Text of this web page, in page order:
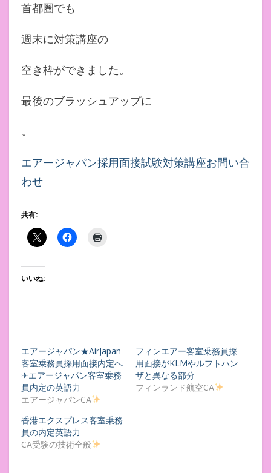
首都圏でも
週末に対策講座の
空き枠ができました。
最後のブラッシュアップに
↓
エアージャパン採用面接試験対策講座お問い合
わせ
共有:
いいね:
エアージャパン★AirJapan
客室乗務員採用面接内定へ
✈エアージャパン客室乗務
員内定の英語力
エアージャパンCA
フィンエアー客室乗務員採
用面接がKLMやルフトハン
ザと異なる部分
フィンランド航空CA
香港エクスプレス客室乗務
員の内定英語力
CA受験の技術全般